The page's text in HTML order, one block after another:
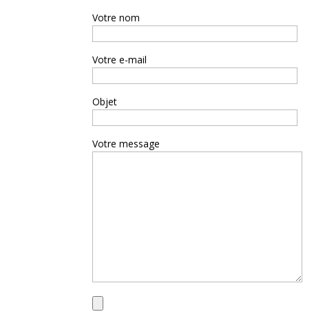
Votre nom
Votre e-mail
Objet
Votre message